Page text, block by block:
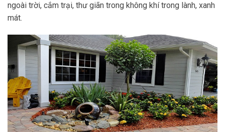
ngoài trời, cắm trại, thư giãn trong không khí trong lành, xanh
mát.